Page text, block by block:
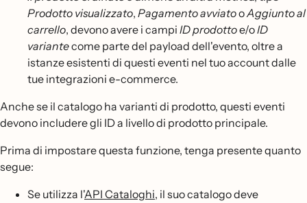
Prodotto visualizzato, Pagamento avviatooAggiunto al
carrello, devono avere i campi ID prodottoe/oID
variantecome parte del payload dell'evento, oltre a
istanze esistenti di questi eventi nel tuo account dalle
tue integrazioni e-commerce.
Anche se il catalogo ha varianti di prodotto, questi eventi
devono includere gli ID a livello di prodotto principale.
Prima di impostare questa funzione, tenga presente quanto
segue:
Se utilizza l'API Cataloghi, il suo catalogo deve